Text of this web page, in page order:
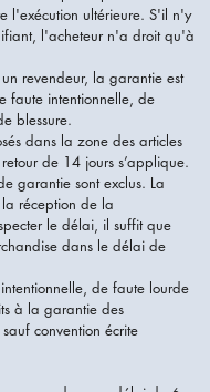
l'exécution ultérieure. S'il n'y
l'acheteur n'a droit qu'à
revendeur, la garantie est
faute intentionnelle, de
blessure.
dans la zone des articles
de 14 jours s’applique.
garantie sont exclus. La
réception de la
le délai, il suffit que
dans le délai de
de faute lourde
à la garantie des
convention écrite